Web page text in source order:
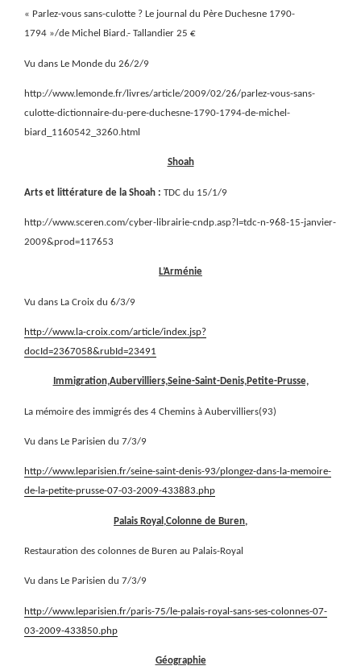
« Parlez-vous sans-culotte ? Le journal du Père Duchesne 1790-
1794 »/de Michel Biard.- Tallandier 25 €
Vu dans Le Monde du 26/2/9
http://www.lemonde.fr/livres/article/2009/02/26/parlez-vous-sans-
culotte-dictionnaire-du-pere-duchesne-1790-1794-de-michel-
biard_1160542_3260.html
Shoah
Arts et littérature de la Shoah : TDC du 15/1/9
http://www.sceren.com/cyber-librairie-cndp.asp?l=tdc-n-968-15-janvier-
2009&prod=117653
L’Arménie
Vu dans La Croix du 6/3/9
http://www.la-croix.com/article/index.jsp?
docId=2367058&rubId=23491
Immigration,Aubervilliers,Seine-Saint-Denis,Petite-Prusse,
La mémoire des immigrés des 4 Chemins à Aubervilliers(93)
Vu dans Le Parisien du 7/3/9
http://www.leparisien.fr/seine-saint-denis-93/plongez-dans-la-memoire-
de-la-petite-prusse-07-03-2009-433883.php
Palais Royal,Colonne de Buren,
Restauration des colonnes de Buren au Palais-Royal
Vu dans Le Parisien du 7/3/9
http://www.leparisien.fr/paris-75/le-palais-royal-sans-ses-colonnes-07-
03-2009-433850.php
Géographie